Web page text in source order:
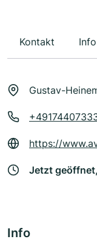
Kontakt Info
Gustav-
https://
Jetzt
Info